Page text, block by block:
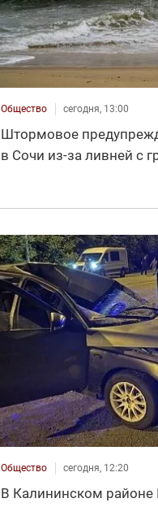
Общество сегодня, 13:00
Штормовое
в Сочи из-за ливней с
Общество сегодня, 12:20
В Калининском районе